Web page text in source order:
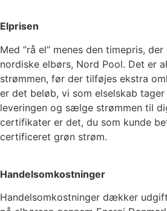
Elprisen
Med ”rå el” menes den timepris,
nordiske elbørs, Nord Pool. Det er
strømmen, før der tilføjes ekstra
er det beløb, vi som elselskab
leveringen og sælge strømmen til
certifikater er det, du som kunde
certificeret grøn strøm.
Handelsomkostninger
Handelsomkostninger dækker